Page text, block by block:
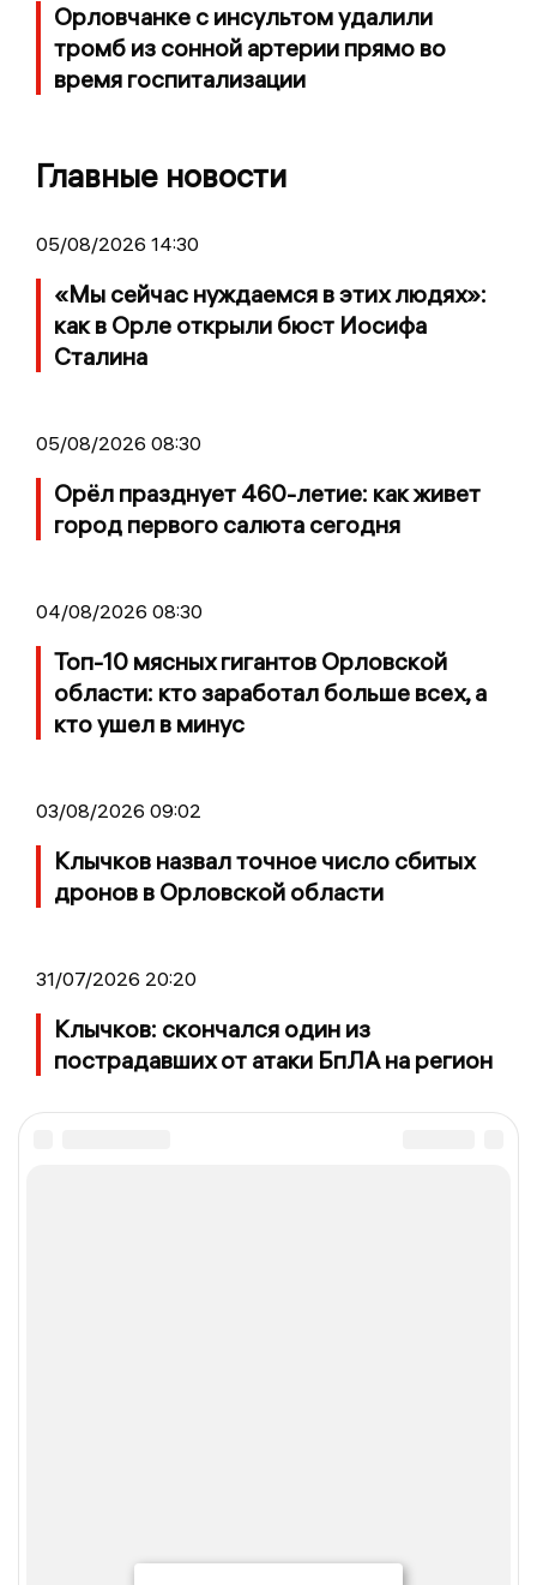
Орловчанке с инсультом удалили
тромб из сонной артерии прямо во
время госпитализации
Главные новости
05/08/2026 14:30
«Мы сейчас нуждаемся в этих людях»:
как в Орле открыли бюст Иосифа
Сталина
05/08/2026 08:30
Орёл празднует 460-летие: как живет
город первого салюта сегодня
04/08/2026 08:30
Топ-10 мясных гигантов Орловской
области: кто заработал больше всех, а
кто ушел в минус
03/08/2026 09:02
Клычков назвал точное число сбитых
дронов в Орловской области
31/07/2026 20:20
Клычков: скончался один из
пострадавших от атаки БпЛА на регион